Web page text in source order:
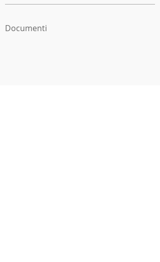
Documenti